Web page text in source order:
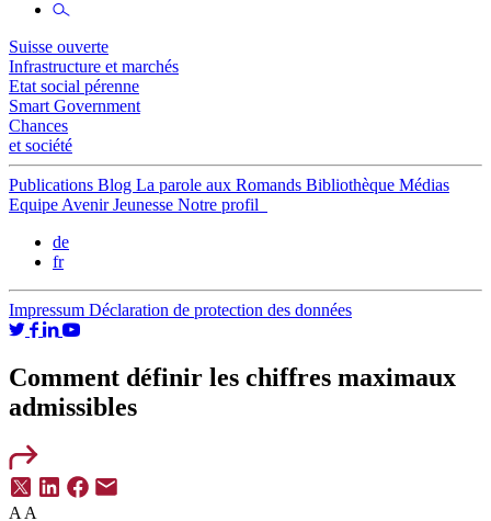
Suisse ouverte
Infrastructure et marchés
Etat social pérenne
Smart Government
Chances
et société
Publications Blog La parole aux Romands Bibliothèque Médias
Equipe Avenir Jeunesse Notre profil
de
fr
Impressum Déclaration de protection des données
Comment définir les chiffres maximaux
admissibles
A A